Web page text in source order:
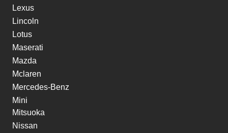
Lexus
Lincoln
Lotus
Maserati
Mazda
Mclaren
Mercedes-Benz
Mini
Mitsuoka
Nissan